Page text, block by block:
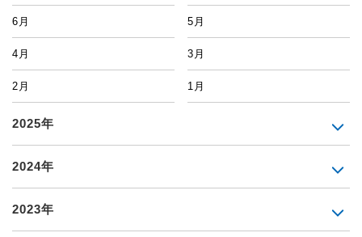
6月 5月
4月 3月
2月 1月
2025年
2024年
2023年